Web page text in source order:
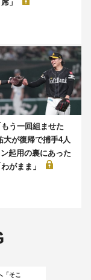
」
う一回組ませた
大が復帰で捕手4人
起用の裏にあった
がまま」
「そこ